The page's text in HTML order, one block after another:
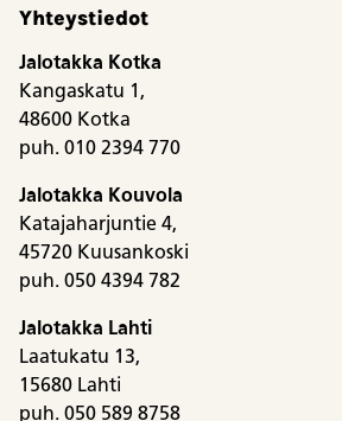
Yhteystiedot
Jalotakka Kotka
Kangaskatu 1,
48600 Kotka
puh. 010 2394 770
Jalotakka Kouvola
Katajaharjuntie 4,
45720 Kuusankoski
puh. 050 4394 782
Jalotakka Lahti
Laatukatu 13,
15680 Lahti
puh. 050 589 8758